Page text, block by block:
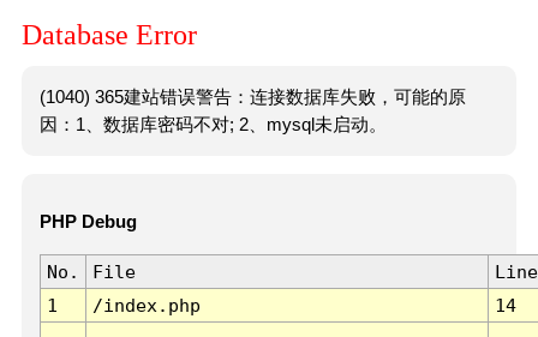
Database Error
(1040) 365建站错误警告：连接数据库失败，可能的原
因：1、数据库密码不对; 2、mysql未启动。
PHP Debug
No. File
Line
1
/index.php 14